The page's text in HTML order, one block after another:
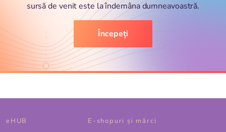
sursă de venit este la îndemâna dumneavoastră.
Începeți
eHUB E-shopuri și mărci